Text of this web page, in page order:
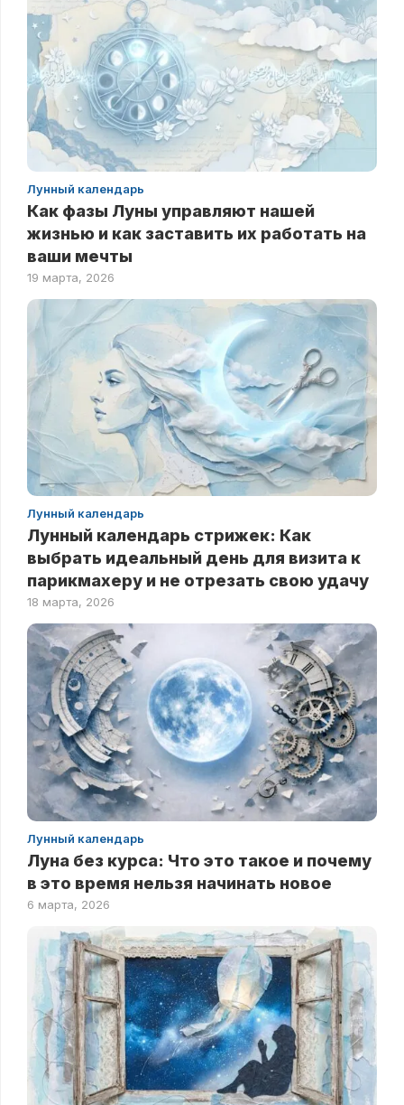
Лунный календарь
Как фазы Луны управляют нашей
жизнью и как заставить их работать на
ваши мечты
19 марта, 2026
Лунный календарь
Лунный календарь стрижек: Как
выбрать идеальный день для визита к
парикмахеру и не отрезать свою удачу
18 марта, 2026
Лунный календарь
Луна без курса: Что это такое и почему
в это время нельзя начинать новое
6 марта, 2026